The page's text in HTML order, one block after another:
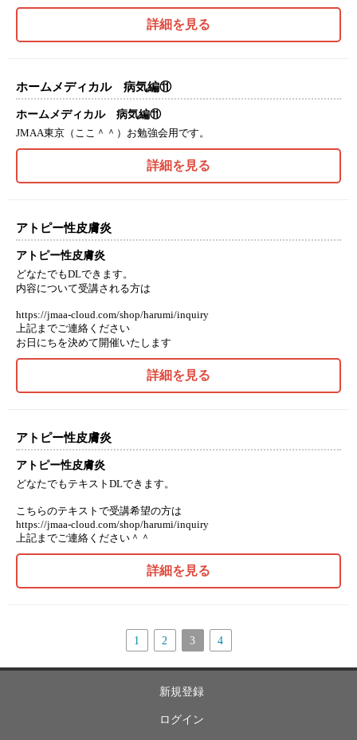
詳細を見る
ホームメディカル 病気編⑪
ホームメディカル 病気編⑪
JMAA東京（ここ＾＾）お勉強会用です。
詳細を見る
アトピー性皮膚炎
アトピー性皮膚炎
どなたでもDLできます。
内容について受講される方は
https://jmaa-cloud.com/shop/harumi/inquiry
上記までご連絡ください
お日にちを決めて開催いたします
詳細を見る
アトピー性皮膚炎
アトピー性皮膚炎
どなたでもテキストDLできます。
こちらのテキストで受講希望の方は
https://jmaa-cloud.com/shop/harumi/inquiry
上記までご連絡ください＾＾
詳細を見る
1 2 3 4
新規登録
ログイン